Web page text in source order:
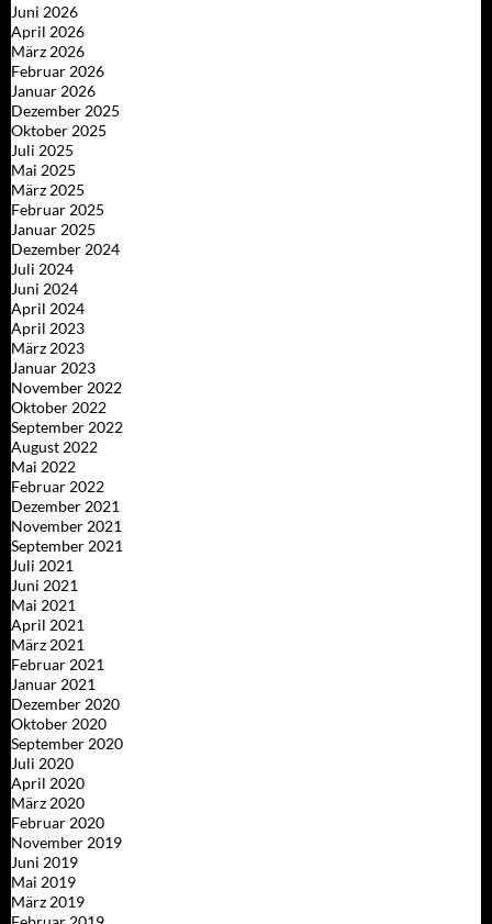
Juni 2026
April 2026
März 2026
Februar 2026
Januar 2026
Dezember 2025
Oktober 2025
Juli 2025
Mai 2025
März 2025
Februar 2025
Januar 2025
Dezember 2024
Juli 2024
Juni 2024
April 2024
April 2023
März 2023
Januar 2023
November 2022
Oktober 2022
September 2022
August 2022
Mai 2022
Februar 2022
Dezember 2021
November 2021
September 2021
Juli 2021
Juni 2021
Mai 2021
April 2021
März 2021
Februar 2021
Januar 2021
Dezember 2020
Oktober 2020
September 2020
Juli 2020
April 2020
März 2020
Februar 2020
November 2019
Juni 2019
Mai 2019
März 2019